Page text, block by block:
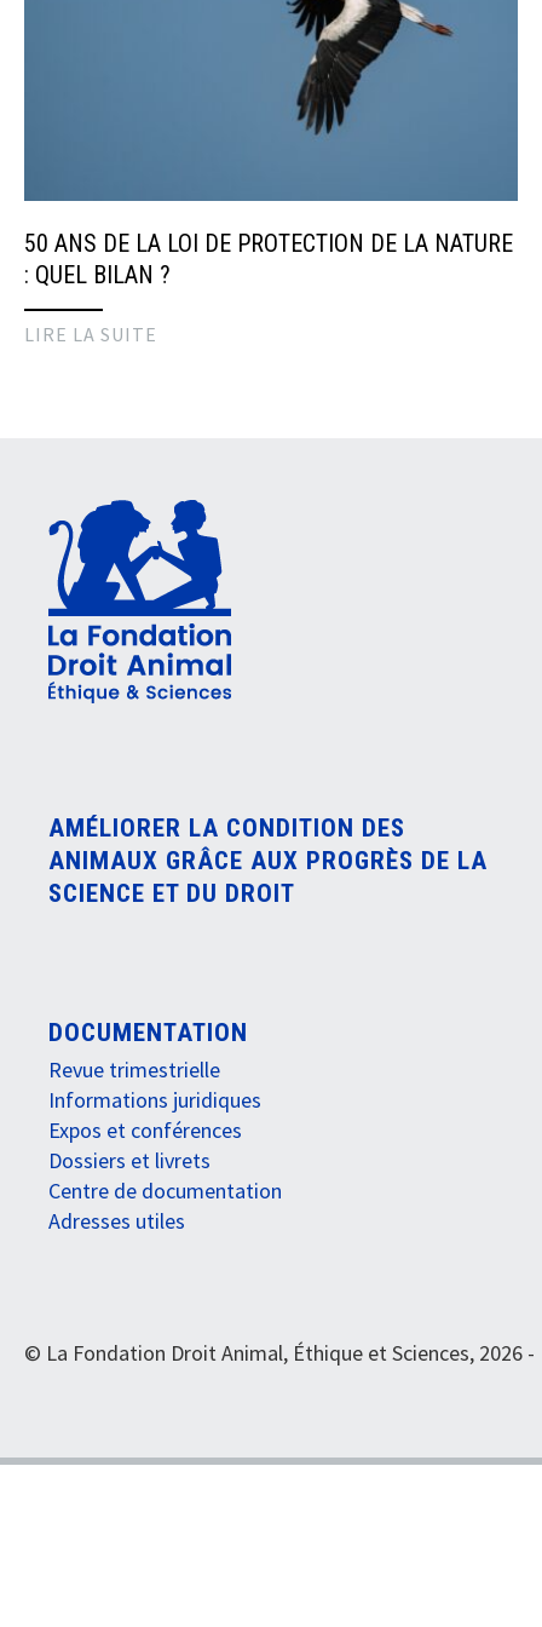
50 ANS DE LA LOI DE PROTECTION DE LA NATURE
: QUEL BILAN ?
LIRE LA SUITE
AMÉLIORER LA CONDITION DES
ANIMAUX GRÂCE AUX PROGRÈS DE LA
SCIENCE ET DU DROIT
DOCUMENTATION
Revue trimestrielle
Informations juridiques
Expos et conférences
Dossiers et livrets
Centre de documentation
Adresses utiles
© La Fondation Droit Animal, Éthique et Sciences, 2026 -